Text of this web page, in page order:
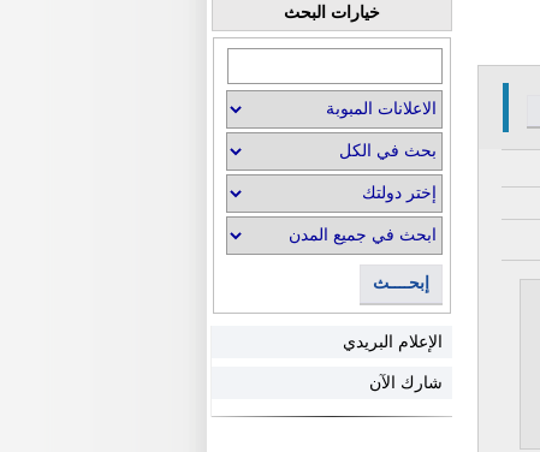
خيارات البحث
إبحــــث
الإعلام البريدي
شارك الآن